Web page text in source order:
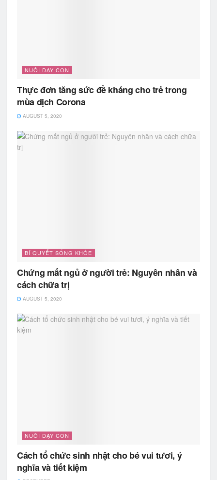
NUÔI DẠY CON
Thực đơn tăng sức đề kháng cho trẻ trong
mùa dịch Corona
AUGUST 5, 2020
BÍ QUYẾT SỐNG KHỎE
Chứng mất ngủ ở người trẻ: Nguyên nhân và
cách chữa trị
AUGUST 5, 2020
NUÔI DẠY CON
Cách tổ chức sinh nhật cho bé vui tươi, ý
nghĩa và tiết kiệm